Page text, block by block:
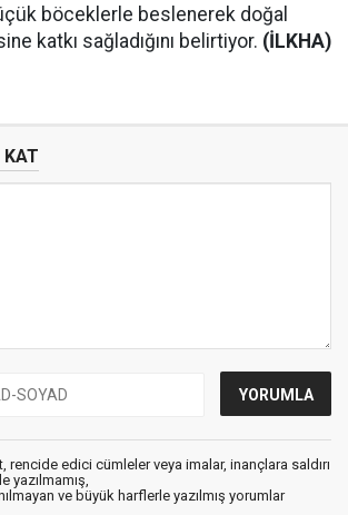
böceklerle beslenerek doğal
katkı sağladığını belirtiyor. (İLKHA)
KAT
rencide edici cümleler veya imalar, inançlara saldırı
yazılmamış,
ve büyük harflerle yazılmış yorumlar